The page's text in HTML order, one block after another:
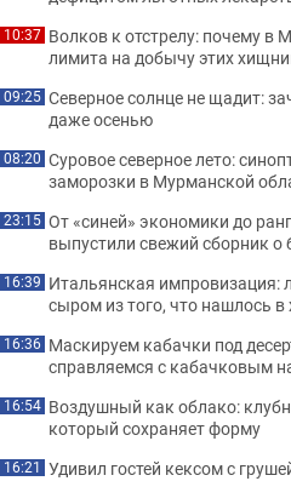
10:37 Волков к отстрелу: почему в
лимита на добычу этих
09:25 Северное солнце не щадит:
даже осенью
08:20 Суровое северное лето:
заморозки в Мурманской
23:15 От «синей» экономики до
выпустили свежий сборник
16:39 Итальянская импровизация:
сыром из того, что нашлось в
16:36 Маскируем кабачки под
справляемся с кабачковым
16:54 Воздушный как облако:
который сохраняет форму
16:21 Удивил гостей кексом с